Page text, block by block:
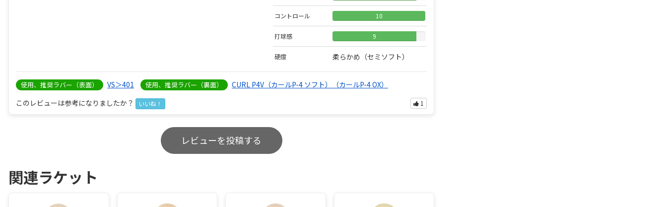
コントロール 10
打球感 9
硬度 柔らかめ（セミソフト）
使用、推奨ラバー（表面） VS＞401 使用、推奨ラバー（裏面）
CURL P4V（カールP-4 ソフト）（カールP-4 OX）
このレビューは参考になりましたか？
いいね！ 1
レビューを投稿する
関連ラケット